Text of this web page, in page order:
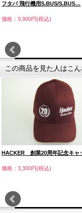
フタバ 飛行機用S.BUS/S.BUS…
価格：9,900円(税込)
この商品を見た人はこ
HACKER 創業20周年記念キャ
価格：3,300円(税込)